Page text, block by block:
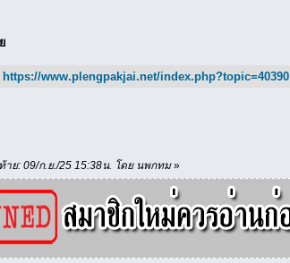
https://www.plengpakjai.net/index.php?topic=40390
าย: 09/ก.ย./25 15:38น. โดย นพกทม»